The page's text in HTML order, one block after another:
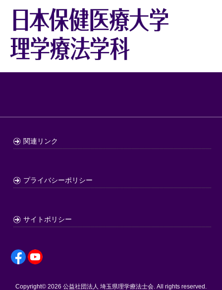
関連リンク
プライバシーポリシー
サイトポリシー
Copyright© 2026 公益社団法人 埼玉県理学療法士会. All rights reserved.